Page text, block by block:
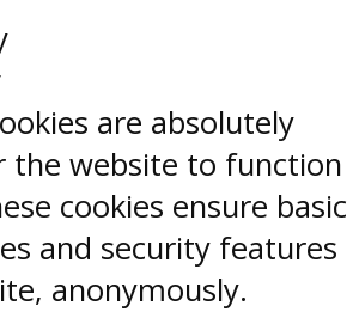
are absolutely
the website to function
cookies ensure basic
and security features
anonymously.